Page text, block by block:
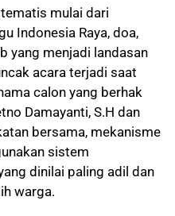
mulai dari
Indonesia Raya, doa,
yang menjadi landasan
acara terjadi saat
calon yang berhak
Damayanti, S.H dan
bersama, mekanisme
sistem
dinilai paling adil dan
warga.